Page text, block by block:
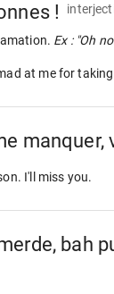
!
Ex : "Oh
at me for
manquer,
I'll miss you.
bah